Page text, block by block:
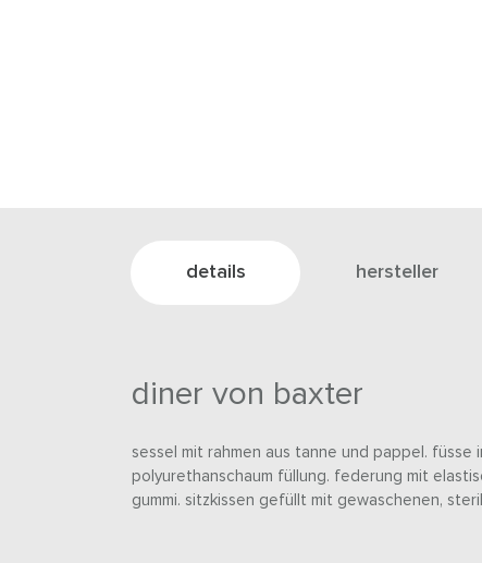
details hersteller
diner von baxter
sessel mit rahmen aus tanne und pappel. füsse
polyurethanschaum füllung. federung mit
gummi. sitzkissen gefüllt mit gewaschenen,